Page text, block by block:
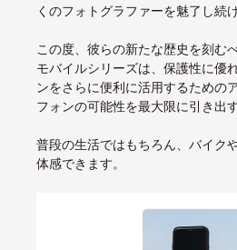
くのフォトグラファーを魅了し続
この度、彼らの新たな歴史を刻む
モバイルシリーズは、保護性に優
ンをさらに便利に活用するための
フォンの可能性を最大限に引き出
普段の生活ではもちろん、バイク
体感できます。